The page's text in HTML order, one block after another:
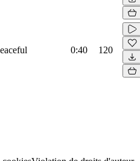
0:40 120